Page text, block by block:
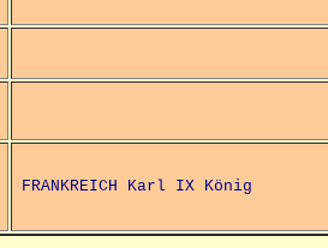
FRANKREICH Karl IX König